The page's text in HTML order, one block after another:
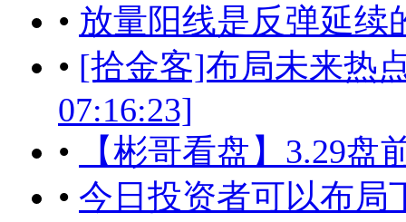
• 放量阳线是反弹延续
• [拾金客]布局未来热
07:16:23]
•
【彬哥看盘】3.29
• 今日投资者可以布局